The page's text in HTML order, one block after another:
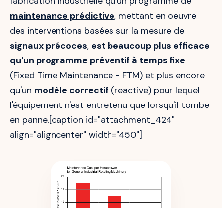
maintenance prédictive, mettant en oeuvre
des interventions basées sur la mesure de
signaux précoces, est beaucoup plus efficace
qu'un programme préventif à temps fixe
(Fixed Time Maintenance - FTM) et plus encore
qu'un modèle correctif (reactive) pour lequel
l'équipement n'est entretenu que lorsqu'il tombe
en panne.[caption id="attachment_424"
align="aligncenter" width="450"]